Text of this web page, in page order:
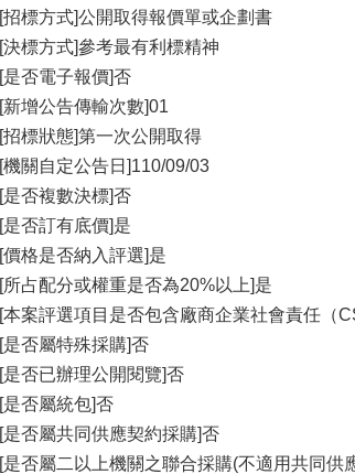
[招標方式]公開取得報價單或企劃書
[決標方式]參考最有利標精神
[是否電子報價]否
[新增公告傳輸次數]01
[招標狀態]第一次公開取得
[機關自定公告日]110/09/03
[是否複數決標]否
[是否訂有底價]是
[價格是否納入評選]是
[所占配分或權重是否為20%以上]是
[本案評選項目是否包含廠商企業社會責任（
[是否屬特殊採購]否
[是否已辦理公開閱覽]否
[是否屬統包]否
[是否屬共同供應契約採購]否
[是否屬二以上機關之聯合採購(不適用共同供